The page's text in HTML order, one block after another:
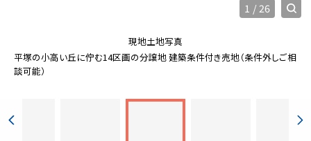
現地土地写真
平塚の小高い丘に佇む14区画の分譲地 建築条件付き売地（条件外しご相
談可能）
1 / 26